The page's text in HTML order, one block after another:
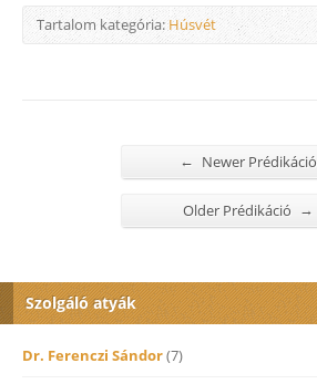
Tartalom kategória:Húsvét
← Newer Prédikáció
Older Prédikáció →
Szolgáló atyák
Dr. Ferenczi Sándor(7)